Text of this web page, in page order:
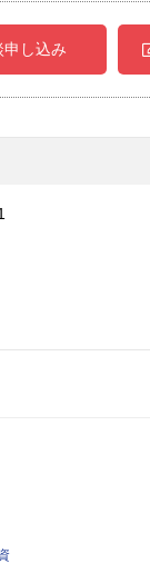
申し込み